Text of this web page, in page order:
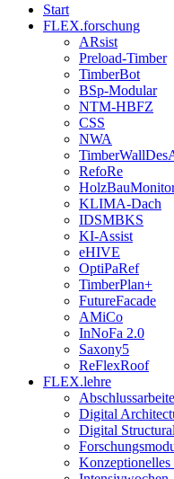
Start
FLEX.forschung
ARsist
Preload-Timber
TimberBot
BSp-Modular
NTM-HBFZ
CSS
NWA
RefoRe
KLIMA-Dach
IDSMBKS
KI-Assist
eHIVE
OptiPaRef
TimberPlan+
FutureFacade
AMiCo
InNoFa 2.0
Saxony5
ReFlexRoof
FLEX.lehre
Digital
Digital